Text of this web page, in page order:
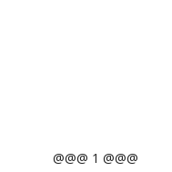
@@@ 1 @@@